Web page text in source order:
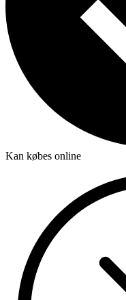
Kan købes online